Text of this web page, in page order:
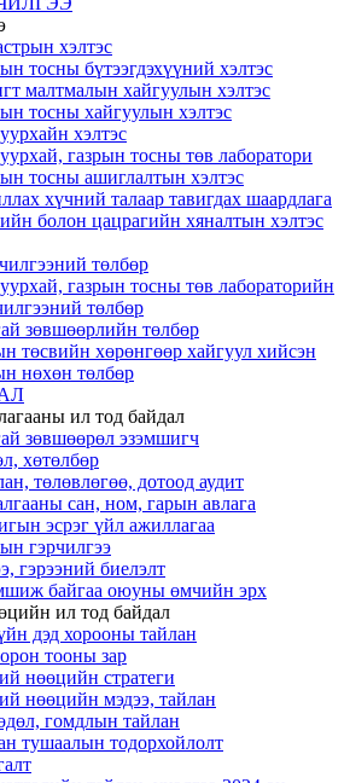
хэлтэс
тосны бүтээгдэхүүний хэлтэс
малтмалын хайгуулын хэлтэс
тосны хайгуулын хэлтэс
хэлтэс
газрын тосны төв лаборатори
тосны ашиглалтын хэлтэс
хүчний талаар тавигдах шаардлага
болон цацрагийн хяналтын хэлтэс
төлбөр
газрын тосны төв лабораторийн
төлбөр
зөвшөөрлийн төлбөр
төсвийн хөрөнгөөр хайгуул хийсэн
нөхөн төлбөр
ил тод байдал
зөвшөөрөл эзэмшигч
хөтөлбөр
төлөвлөгөө, дотоод аудит
сан, ном, гарын авлага
эсрэг үйл ажиллагаа
гэрчилгээ
гэрээний биелэлт
байгаа оюуны өмчийн эрх
ил тод байдал
дэд хорооны тайлан
тооны зар
нөөцийн стратеги
нөөцийн мэдээ, тайлан
гомдлын тайлан
тушаалын тодорхойлолт